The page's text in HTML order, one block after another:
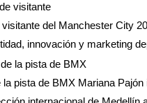
del Manchester City
innovación y marketing
la pista de BMX Mariana